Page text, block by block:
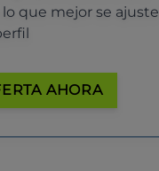
que mejor se ajuste
AHORA